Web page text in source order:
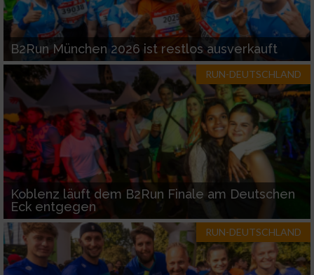
B2Run München 2026 ist restlos ausverkauft
RUN-DEUTSCHLAND
Koblenz läuft dem B2Run Finale am Deutschen
Eck entgegen
RUN-DEUTSCHLAND